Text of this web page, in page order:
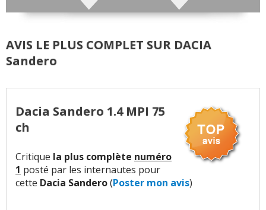
Freinage
n'aiment pas
Poids aiment n'aiment pas
Confort global:76aiment 12n'aiment pas
AVIS LE PLUS COMPLET SUR DACIA
Sandero
Dacia Sandero 1.4 MPI 75
ch
Critique la plus complète numéro
1 posté par les internautes pour
cette Dacia Sandero(Poster mon avis)